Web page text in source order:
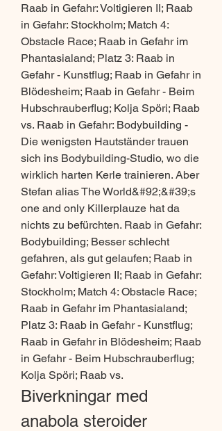
Raab in Gefahr: Voltigieren II; Raab
in Gefahr: Stockholm; Match 4:
Obstacle Race; Raab in Gefahr im
Phantasialand; Platz 3: Raab in
Gefahr - Kunstflug; Raab in Gefahr in
Blödesheim; Raab in Gefahr - Beim
Hubschrauberflug; Kolja Spöri; Raab
vs. Raab in Gefahr: Bodybuilding -
Die wenigsten Hautständer trauen
sich ins Bodybuilding-Studio, wo die
wirklich harten Kerle trainieren. Aber
Stefan alias The World&#92;&#39;s
one and only Killerplauze hat da
nichts zu befürchten. Raab in Gefahr:
Bodybuilding; Besser schlecht
gefahren, als gut gelaufen; Raab in
Gefahr: Voltigieren II; Raab in Gefahr:
Stockholm; Match 4: Obstacle Race;
Raab in Gefahr im Phantasialand;
Platz 3: Raab in Gefahr - Kunstflug;
Raab in Gefahr in Blödesheim; Raab
in Gefahr - Beim Hubschrauberflug;
Kolja Spöri; Raab vs.
Biverkningar med
anabola steroider